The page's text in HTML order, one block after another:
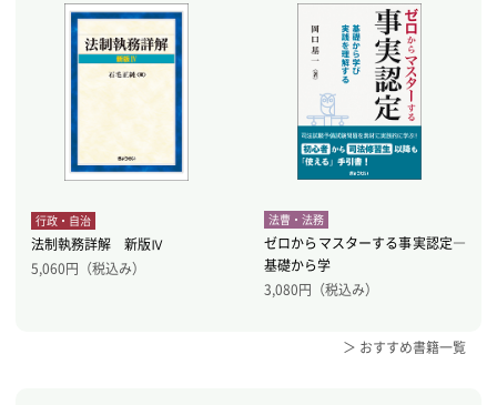
行政・自治
法制執務詳解 新版Ⅳ
5,060円（税込み）
法曹・法務
ゼロからマスターする事実認定―
基礎から学
3,080円（税込み）
＞ おすすめ書籍一覧